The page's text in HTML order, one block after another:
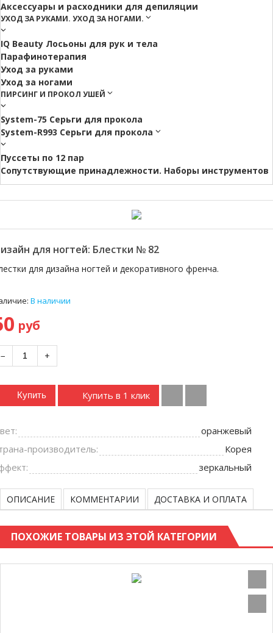
Аксессуары и расходники для депиляции
УХОД ЗА РУКАМИ. УХОД ЗА НОГАМИ.
IQ Beauty Лосьоны для рук и тела
Парафинотерапия
Уход за руками
Уход за ногами
ПИРСИНГ И ПРОКОЛ УШЕЙ
System-75 Серьги для прокола
System-R993 Серьги для прокола
Пуссеты по 12 пар
Cопутствующие принадлежности. Наборы инструментов
для ногтей: Блестки № 82
для дизайна ногтей и декоративного френча.
В наличии
руб
− +
Купить Купить в 1 клик
оранжевый
производитель:
Корея
зеркальный
ОПИСАНИЕ КОММЕНТАРИИ ДОСТАВКА И ОПЛАТА
ПОХОЖИЕ ТОВАРЫ ИЗ ЭТОЙ КАТЕГОРИИ